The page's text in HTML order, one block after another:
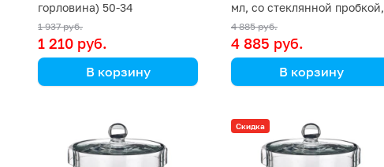
горловина) 50-34
1 937 руб.
1 210 руб.
В корзину
050) (Simax)
мл, со стеклянной пробкой,
коричневая
4 885 руб.
4 885 руб.
В корзину
(Кат. № 1503/AS/H/632 431
371 038) (Simax)
Скидка